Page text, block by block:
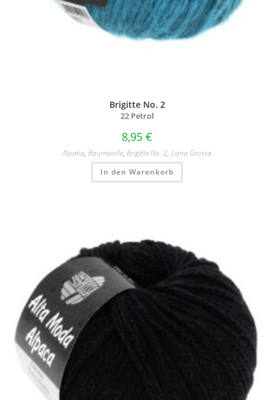
Brigitte No. 2
22 Petrol
8,95 €
Alpaka, Baumwolle, Brigitte No. 2, Lana Grossa
In den Warenkorb